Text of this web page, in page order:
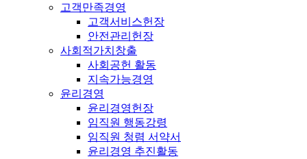
고객만족경영
고객서비스헌장
안전관리헌장
사회적가치창출
사회공헌 활동
지속가능경영
윤리경영
윤리경영헌장
임직원 행동강령
임직원 청렴 서약서
윤리경영 추진활동